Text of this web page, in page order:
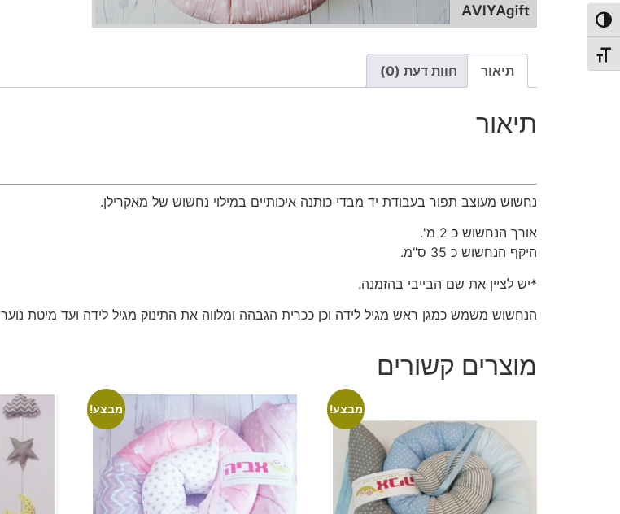
הפעל/כבה ניגודיות גבוהה
מתג גודל גופן
תיאור חוות דעת (0)
תיאור
נחשוש מעוצב תפור בעבודת יד מבדי כותנה איכותיים במילוי נחשוש של מאקרילן.
אורך הנחשוש כ 2 מ'.
היקף הנחשוש כ 35 ס"מ.
*יש לציין את שם הבייבי בהזמנה.
הנחשוש משמש כמגן ראש מגיל לידה וכן ככרית הגבהה ומלווה את התינוק מגיל לידה ועד מיטת נוער
מוצרים קשורים
מבצע! מבצע!